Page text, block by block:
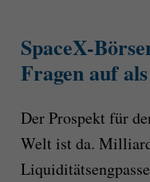
SpaceX-
Fragen auf
Der Prospekt für
Welt ist da.